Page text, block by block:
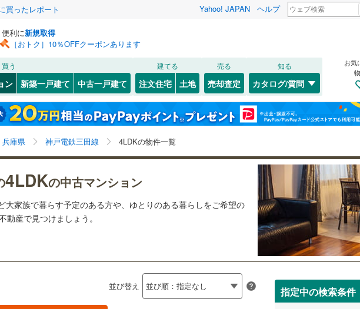
買ったレポート Yahoo! JAPAN ヘルプ
利に新規取得
［おトク］10％OFFクーポンあります
買う
ン 新築一戸建て 中古一戸建て
建てる
注文住宅 土地
売る
売却査定
知る
カタログ/質問
お気
兵庫県 神戸電鉄三田線 4LDKの物件一覧
4LDKの中古マンション
大家族で暮らす予定のある方や、ゆとりのある暮らしをご希望の
産で見つけましょう。
並び替え 指定中の検索条件
岩手 宮城 秋田 山形 福島
神奈川 埼玉 千葉
長野
岐阜 静岡 三重
和歌山
島根 岡山 広島 山口
高知
) 灘区(9) 兵庫区(1)
須磨区(11) 垂水区(17)
中央区(9)
) 尼崎市 明石市(12)
) 洲本市 (0) 芦屋市(10
豊岡市( 0)
西脇市(0)
小野市(0) 三田市(3)
JR西日本）(48) 福知山線(26) 山陽本線（JR西日本
) 播但線(14) 姫新線(13)
山陰本線(0) 東西線(3)
(17)
鉄西神・山手線
(42) 阪急今津線(42) 阪急伊丹線(
( 13) 阪神本線 47)
能勢電鉄妙見線(12)
山陽電鉄本線 ( 50) 山陽電鉄網干線(5)
(1) (0) (0) (0) (1) (0) (0)
ノベーション
ョン・リフォーム
築古・築30年以上（3）
自転車置き場 2）
ム
エレベーター バイク置き場（1）
あり（近隣を含む）
防犯カメラ（0）
24時間有人管理（0）
検索条件を保存しました
この検索条件の新着物件通知は、 マイページから設定できます。
兵庫県、神戸電鉄三田線、4LDK
検索条件を保存する
マイページ
閉じる お気に入りリストを見る
閉じる
閉じる お気に入りリストを見る
閉じる